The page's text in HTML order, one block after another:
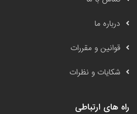
درباره ما
قوانین و مقررات
شکایات و نظرات
راه های ارتباطی